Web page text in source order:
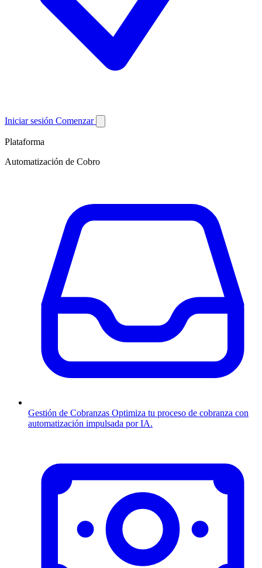
Iniciar sesión Comenzar
Plataforma
Automatización de Cobro
Gestión de Cobranzas Optimiza tu proceso de cobranza con
automatización impulsada por IA.